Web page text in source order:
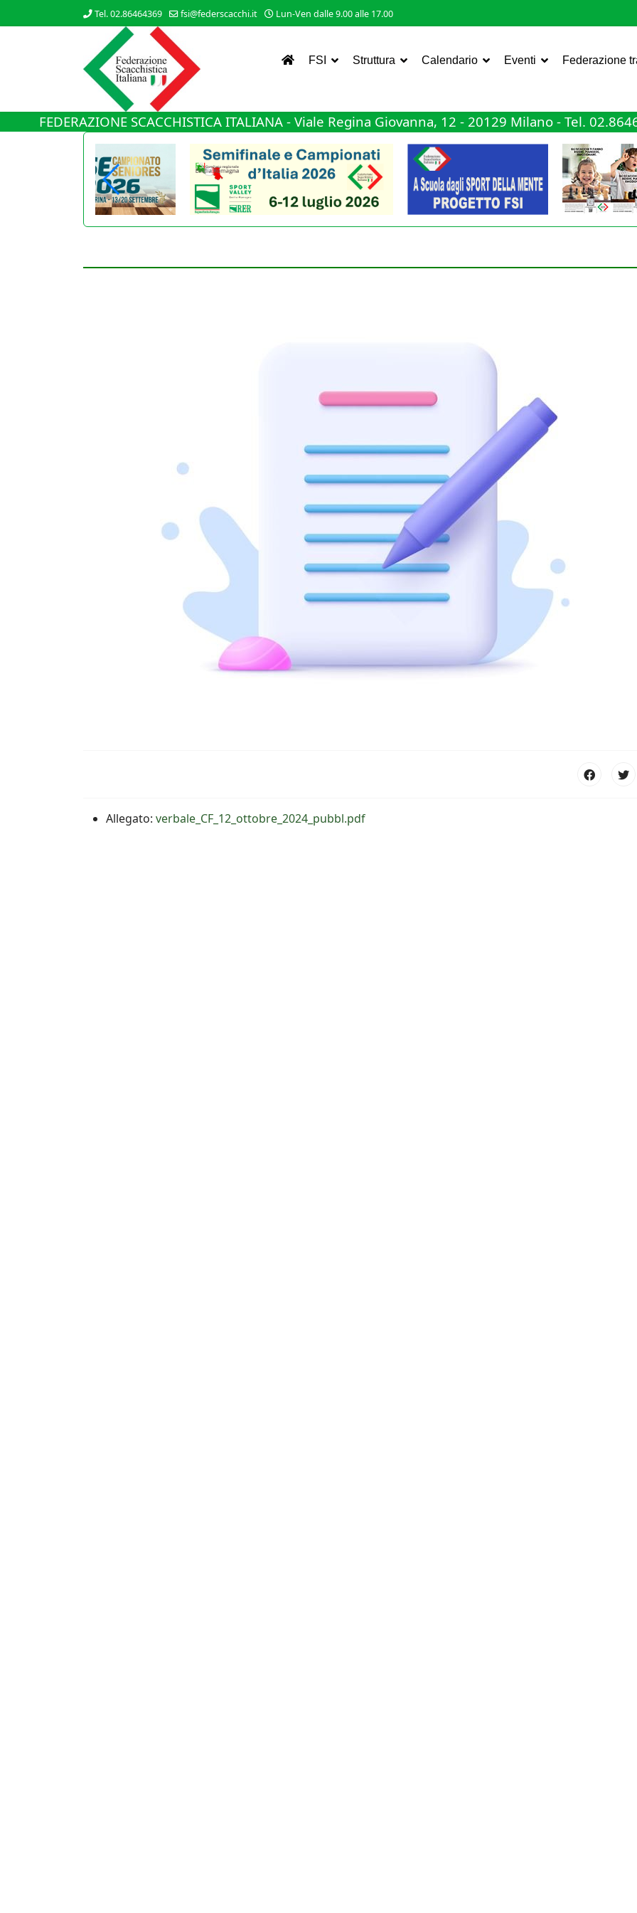
Tel. 02.86464369 fsi@federscacchi.it Lun-Ven dalle 9.00 alle 17.00
FSI Struttura Calendario Eventi Federazione
FEDERAZIONE SCACCHISTICA ITALIANA - Viale Regina Giovanna, 12 - 20129 Milano - Tel.
Allegato: verbale_CF_12_ottobre_2024_pubbl.pdf